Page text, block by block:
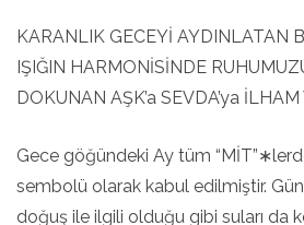
KARANLIK GECEYİ AYDINLATAN
IŞIĞIN HARMONİSİNDE
DOKUNAN AŞK’a SEVDA’ya İLHAM
Gece göğündeki Ay tüm
sembolü olarak kabul edilmiştir.
doğuş ile ilgili olduğu gibi suları da